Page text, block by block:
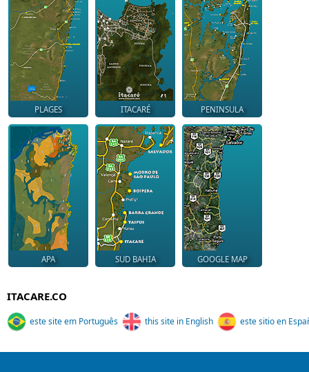
PLAGES ITACARÉ PENINSULA
APA SUD BAHIA GOOGLE MAP
ITACARE.CO
este site em Português this site in English este sitio en